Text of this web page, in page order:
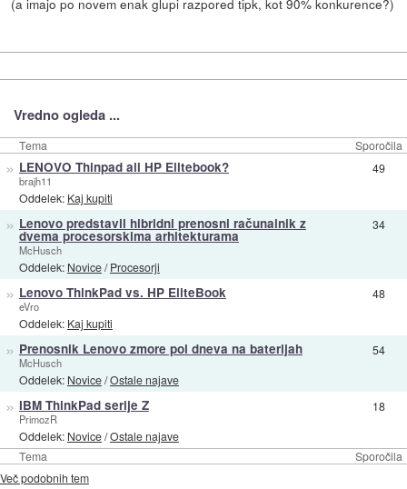
(a imajo po novem enak glupi razpored tipk, kot 90% konkurence?)
Vredno ogleda ...
Tema Sporočila
Tema Sporočila
» LENOVO Thinpad ali HP Elitebook?
brajh11
Oddelek: Kaj kupiti
49
» Lenovo predstavil hibridni prenosni računalnik z
dvema procesorskima arhitekturama
McHusch
Oddelek: Novice/Procesorji
34
» Lenovo ThinkPad vs. HP EliteBook
eVro
Oddelek: Kaj kupiti
48
» Prenosnik Lenovo zmore pol dneva na baterijah
McHusch
Oddelek: Novice/Ostale najave
54
» IBM ThinkPad serije Z
PrimozR
Oddelek: Novice/Ostale najave
18
Več podobnih tem